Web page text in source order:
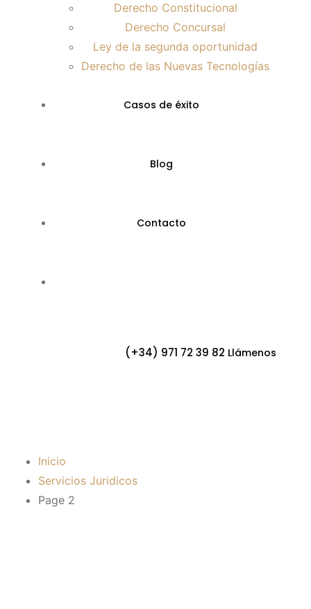
Derecho Constitucional
Derecho Concursal
Ley de la segunda oportunidad
Derecho de las Nuevas Tecnologías
Casos de éxito
Blog
Contacto
(+34) 971 72 39 82 Llámenos
Inicio
Servicios Juridicos
Page 2